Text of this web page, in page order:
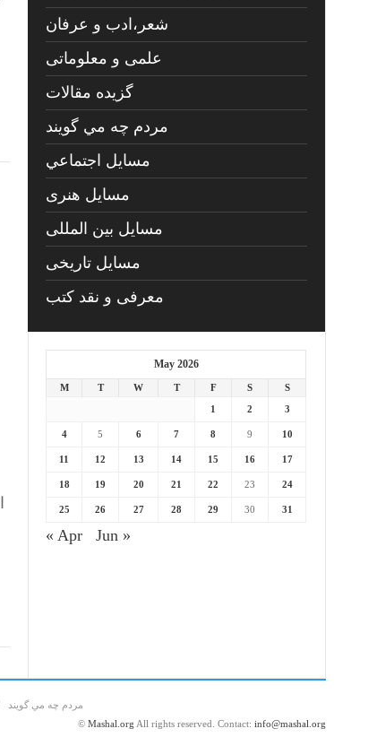
شعر،ادب و عرفان
علمی و معلوماتی
گزیده مقالات
مردم چه مي گويند
مسايل اجتماعي
مسايل هنری
مسایل بین المللی
مسایل تاریخی
معرفی و نقد کتب
May 2026
M T W T F S
S
1
2 3
4 5 6 7 8 9 10
11 12 13 14 15 16 17
18 19 20 21 22 23 24
25 26 27 28 29 30 31
« Apr Jun »
مردم چه مي گويند
© Mashal.org All rights reserved. Contact: info@mashal.org